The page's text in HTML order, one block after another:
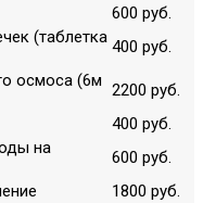
600 руб.
(таблетка 400 руб.
осмоса (6м 2200 руб.
400 руб.
на
600 руб.
1800 руб.